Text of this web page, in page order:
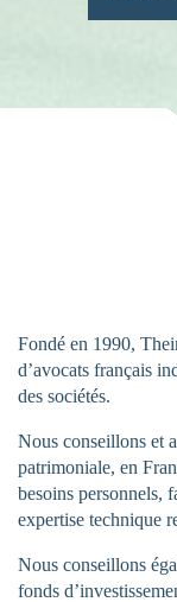
Fondé en 1990,
d’avocats français
des sociétés.
Nous conseillons et
patrimoniale, en
besoins personnels,
expertise technique
Nous conseillons
fonds